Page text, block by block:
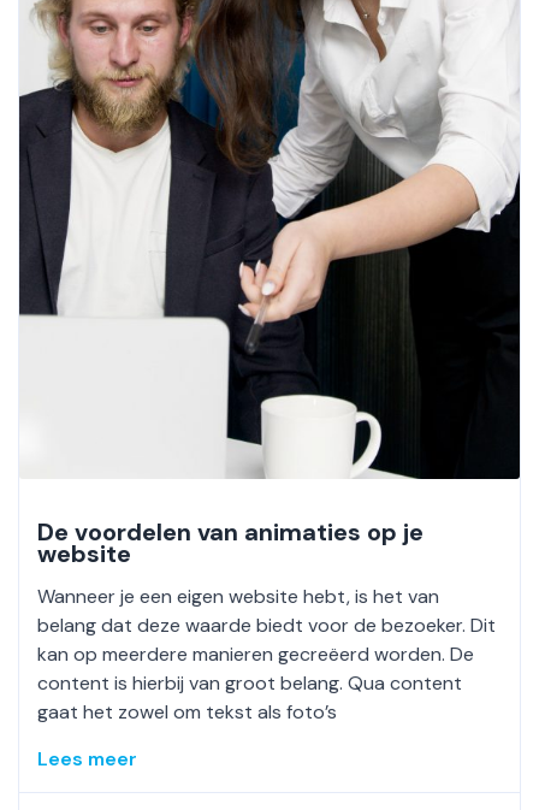
De voordelen van animaties op je
website
Wanneer je een eigen website hebt, is het van
belang dat deze waarde biedt voor de bezoeker. Dit
kan op meerdere manieren gecreëerd worden. De
content is hierbij van groot belang. Qua content
gaat het zowel om tekst als foto’s
Lees meer